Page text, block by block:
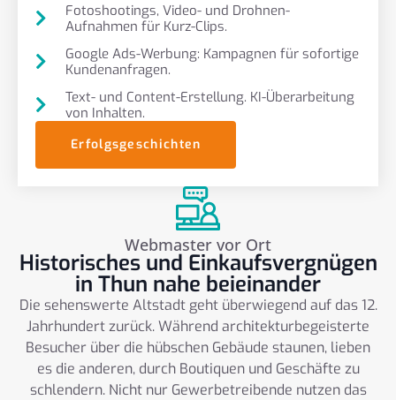
Fotoshootings, Video- und Drohnen-
Aufnahmen für Kurz-Clips.
Google Ads-Werbung: Kampagnen für sofortige
Kundenanfragen.
Text- und Content-Erstellung. KI-Überarbeitung
von Inhalten.
Erfolgsgeschichten
Webmaster vor Ort
Historisches und Einkaufsvergnügen
in Thun nahe beieinander
Die sehenswerte Altstadt geht überwiegend auf das 12.
Jahrhundert zurück. Während architekturbegeisterte
Besucher über die hübschen Gebäude staunen, lieben
es die anderen, durch Boutiquen und Geschäfte zu
schlendern. Nicht nur Gewerbetreibende nutzen das